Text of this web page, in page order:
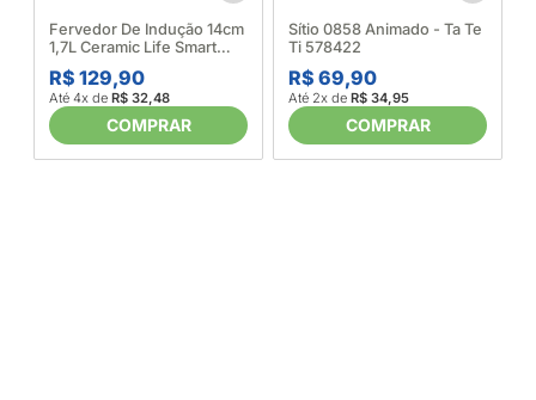
Fervedor De Indução 14cm
1,7L Ceramic Life Smart
Plus Vanilla - Brinox
(680999)
R$ 129,90
Até 4x de R$ 32,48
COMPRAR
Sítio 0858 Animado - Ta Te
Ti 578422
R$ 69,90
Até 2x de R$ 34,95
COMPRAR